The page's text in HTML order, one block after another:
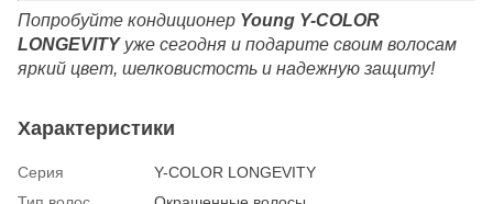
Попробуйте кондиционер Young Y-COLOR
LONGEVITYуже сегодня и подарите своим волосам
яркий цвет, шелковистость и надежную защиту!
Характеристики
Серия
Y-COLOR LONGEVITY